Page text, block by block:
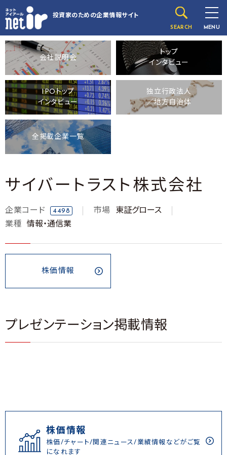
投資家のための企業情報サイト
SEARCH MENU
会社説明会
トップ
インタビュー
IPOトップ
インタビュー
独立行政法人
／地方自治体
全掲載企業一覧
サイバートラスト株式会社
企業コード 4498 市場
東証グロース
業種
情報・通信業
株価情報
プレゼンテーション掲載情報
株価情報
株価/チャート/関連ニュース/業績情報などがご覧
になれます